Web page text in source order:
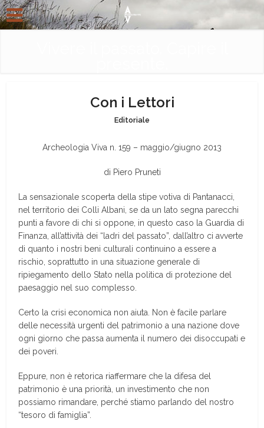
Con i Lettori
Editoriale
Archeologia Viva n. 159 – maggio/giugno 2013
di Piero Pruneti
La sensazionale scoperta della stipe votiva di Pantanacci,
nel territorio dei Colli Albani, se da un lato segna parecchi
punti a favore di chi si oppone, in questo caso la Guardia di
Finanza, all’attività dei “ladri del passato”, dall’altro ci avverte
di quanto i nostri beni culturali continuino a essere a
rischio, soprattutto in una situazione generale di
ripiegamento dello Stato nella politica di protezione del
paesaggio nel suo complesso.
Certo la crisi economica non aiuta. Non è facile parlare
delle necessità urgenti del patrimonio a una nazione dove
ogni giorno che passa aumenta il numero dei disoccupati e
dei poveri.
Eppure, non è retorica riaffermare che la difesa del
patrimonio è una priorità, un investimento che non
possiamo rimandare, perché stiamo parlando del nostro
“tesoro di famiglia”.